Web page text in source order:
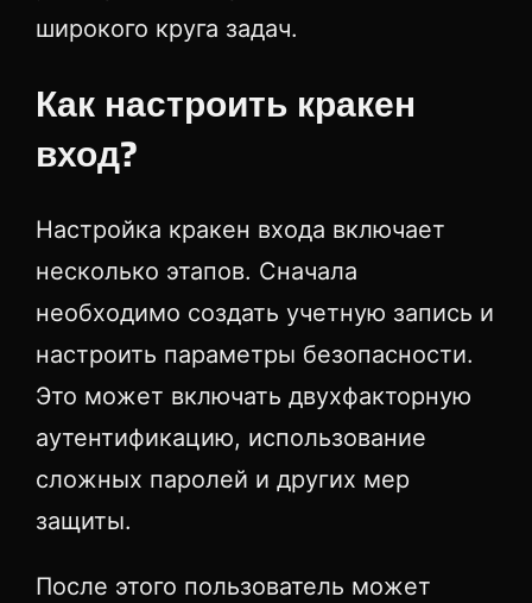
широкого круга задач.
Как настроить кракен
вход?
Настройка кракен входа включает
несколько этапов. Сначала
необходимо создать учетную запись и
настроить параметры безопасности.
Это может включать двухфакторную
аутентификацию, использование
сложных паролей и других мер
защиты.
После этого пользователь может